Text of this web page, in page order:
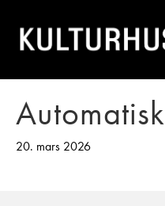
20. mars 2026